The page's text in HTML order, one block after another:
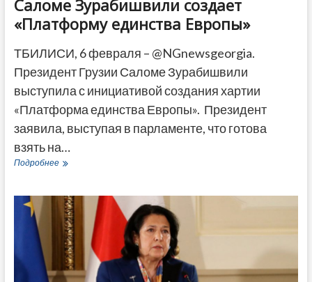
Саломе Зурабишвили создает
«Платформу единства Европы»
ТБИЛИСИ, 6 февраля – @NGnewsgeorgia.
Президент Грузии Саломе Зурабишвили
выступила с инициативой создания хартии
«Платформа единства Европы». Президент
заявила, выступая в парламенте, что готова
взять на…
ПодробнееСаломе
«Платформу
единства
Европы»